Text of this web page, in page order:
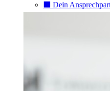
⬛️ Dein